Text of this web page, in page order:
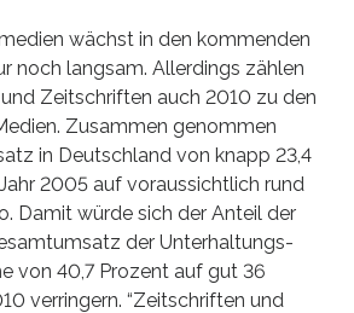
wächst in den kommenden
noch langsam. Allerdings zählen
Zeitschriften auch 2010 zu den
Zusammen genommen
in Deutschland von knapp 23,4
2005 auf voraussichtlich rund
Damit würde sich der Anteil der
der Unterhaltungs-
von 40,7 Prozent auf gut 36
verringern. “Zeitschriften und